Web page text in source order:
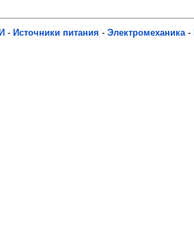
- Источники питания - Электромеханика -